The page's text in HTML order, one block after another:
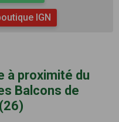
IGN
à proximité du
Balcons de